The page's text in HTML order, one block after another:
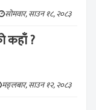
सोमवार, साउन १८, २०८३
कहाँ ?
मङ्लबार, साउन १२, २०८३